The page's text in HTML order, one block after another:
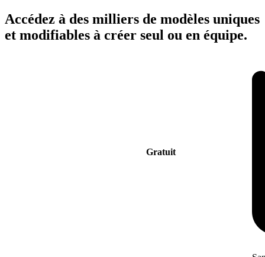
Accédez à des milliers de modèles uniques
et modifiables à créer seul ou en équipe.
Gratuit